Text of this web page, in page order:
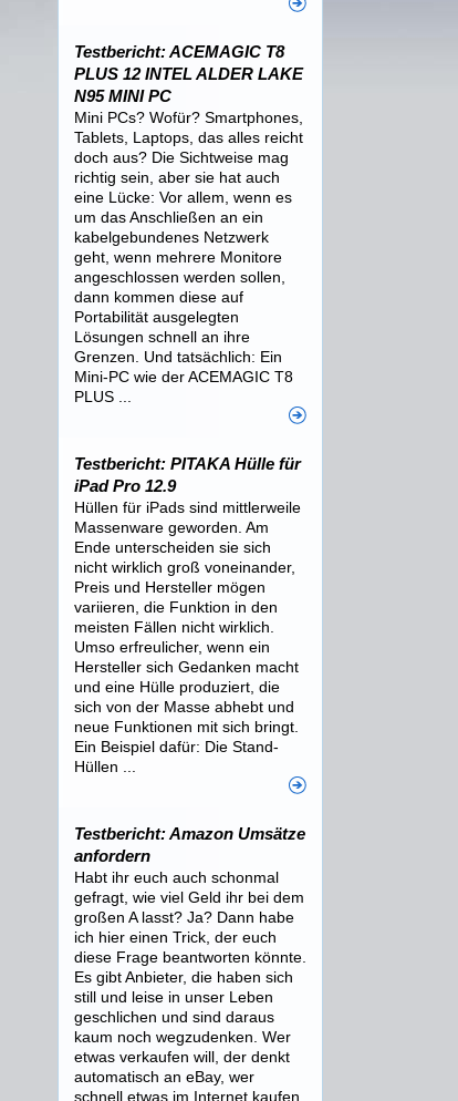
Testbericht: ACEMAGIC T8
PLUS 12 INTEL ALDER LAKE
N95 MINI PC
Mini PCs? Wofür? Smartphones,
Tablets, Laptops, das alles reicht
doch aus? Die Sichtweise mag
richtig sein, aber sie hat auch
eine Lücke: Vor allem, wenn es
um das Anschließen an ein
kabelgebundenes Netzwerk
geht, wenn mehrere Monitore
angeschlossen werden sollen,
dann kommen diese auf
Portabilität ausgelegten
Lösungen schnell an ihre
Grenzen. Und tatsächlich: Ein
Mini-PC wie der ACEMAGIC T8
PLUS ...
Testbericht: PITAKA Hülle für
iPad Pro 12.9
Hüllen für iPads sind mittlerweile
Massenware geworden. Am
Ende unterscheiden sie sich
nicht wirklich groß voneinander,
Preis und Hersteller mögen
variieren, die Funktion in den
meisten Fällen nicht wirklich.
Umso erfreulicher, wenn ein
Hersteller sich Gedanken macht
und eine Hülle produziert, die
sich von der Masse abhebt und
neue Funktionen mit sich bringt.
Ein Beispiel dafür: Die Stand-
Hüllen ...
Testbericht: Amazon Umsätze
anfordern
Habt ihr euch auch schonmal
gefragt, wie viel Geld ihr bei dem
großen A lasst? Ja? Dann habe
ich hier einen Trick, der euch
diese Frage beantworten könnte.
Es gibt Anbieter, die haben sich
still und leise in unser Leben
geschlichen und sind daraus
kaum noch wegzudenken. Wer
etwas verkaufen will, der denkt
automatisch an eBay, wer
schnell etwas im Internet kaufen